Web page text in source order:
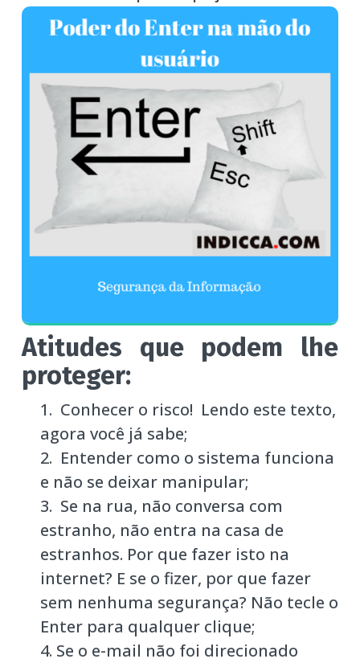
Atitudes que podem lhe
proteger:
Conhecer o risco! Lendo este texto,
agora você já sabe;
Entender como o sistema funciona
e não se deixar manipular;
Se na rua, não conversa com
estranho, não entra na casa de
estranhos. Por que fazer isto na
internet? E se o fizer, por que fazer
sem nenhuma segurança? Não tecle o
Enter para qualquer clique;
Se o e-mail não foi direcionado